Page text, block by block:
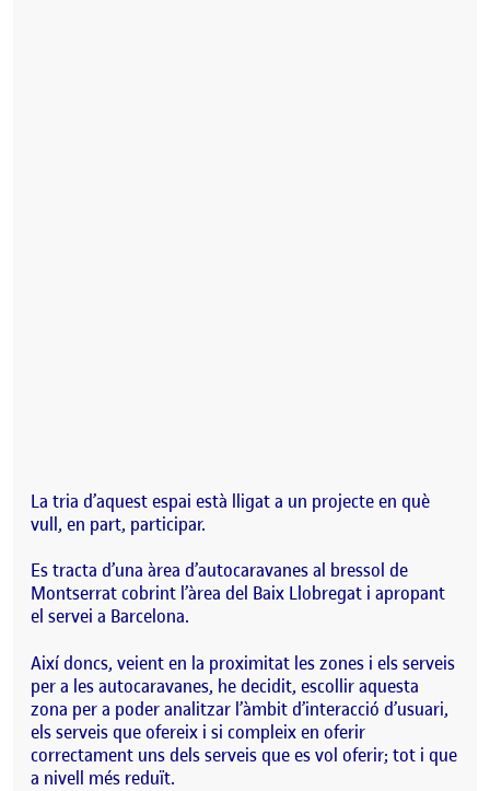
La tria d’aquest espai està lligat a un projecte en què
vull, en part, participar.
Es tracta d’una àrea d’autocaravanes al bressol de
Montserrat cobrint l’àrea del Baix Llobregat i apropant
el servei a Barcelona.
Així doncs, veient en la proximitat les zones i els serveis
per a les autocaravanes, he decidit, escollir aquesta
zona per a poder analitzar l’àmbit d’interacció d’usuari,
els serveis que ofereix i si compleix en oferir
correctament uns dels serveis que es vol oferir; tot i que
a nivell més reduït.